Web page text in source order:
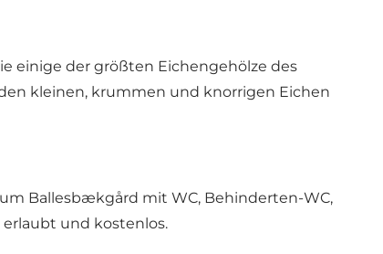
einige der größten Eichengehölze des
kleinen, krummen und knorrigen Eichen
Ballesbækgård mit WC, Behinderten-WC,
erlaubt und kostenlos.